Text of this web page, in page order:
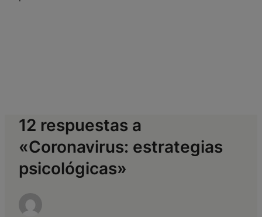
12 respuestas a
«Coronavirus: estrategias
psicológicas»